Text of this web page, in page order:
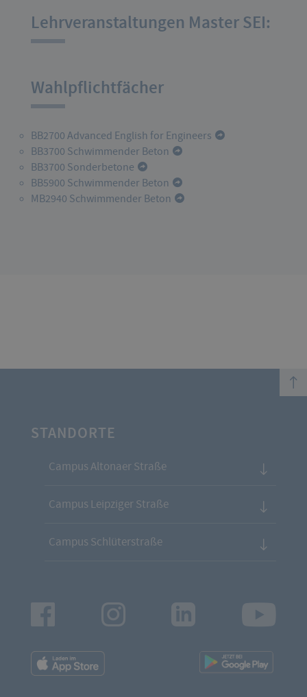
Lehrveranstaltungen Master SEI:
Wahlpflichtfächer
BB2700 Advanced English for Engineers
BB3700 Schwimmender Beton
BB3700 Sonderbetone
BB5900 Schwimmender Beton
MB2940 Schwimmender Beton
top
STANDORTE
Campus Altonaer Straße
Campus Leipziger Straße
Campus Schlüterstraße
Instagram LinkedIn